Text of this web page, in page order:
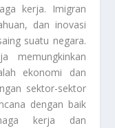
kerja. Imigran
dan inovasi
suatu negara.
memungkinkan
ekonomi dan
sektor-sektor
dengan baik
kerja dan